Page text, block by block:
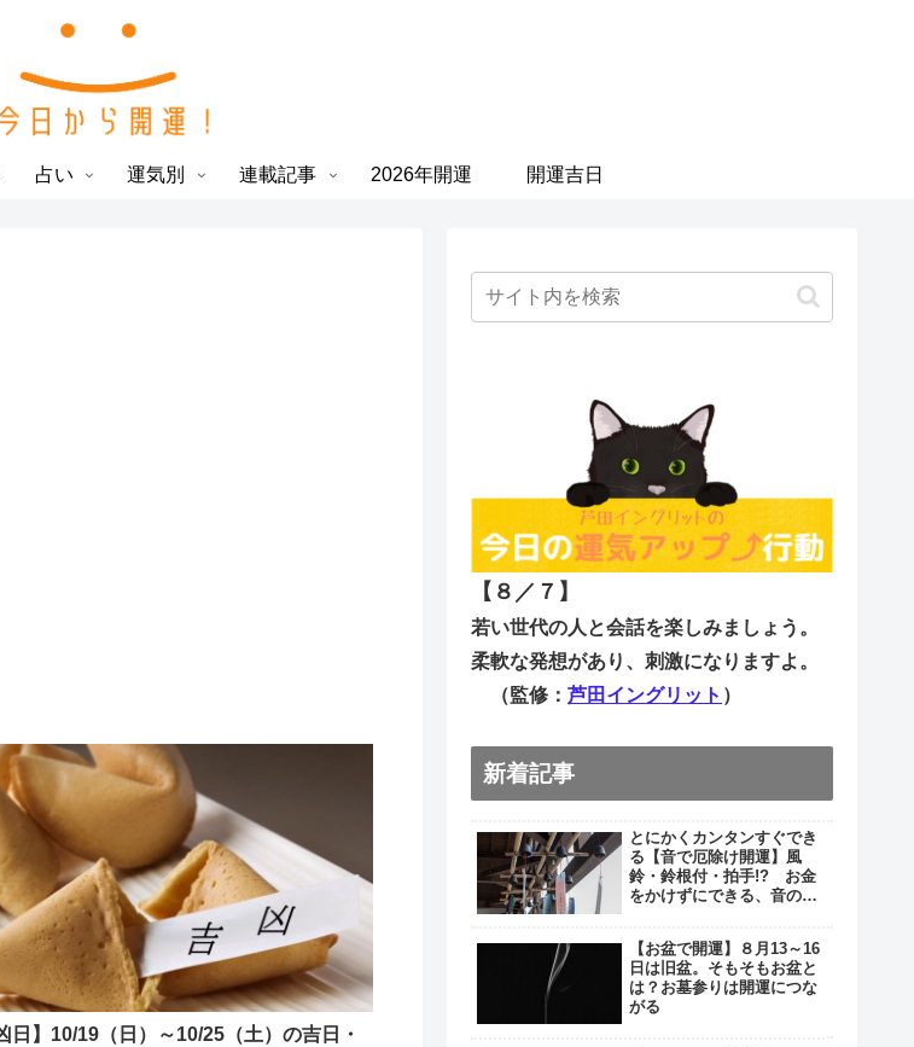
占い 運気別 連載記事 2026年開運 開運吉日
日】10/19（日）～10/25（土）の吉日・
【８／７ 】
若い世代の人と会話を楽しみましょう。
柔軟な発想があり、刺激になりますよ。
（監修： 芦田イングリット ）
新着記事
とにかくカンタンすぐでき
る【音で厄除け開運】風
鈴・鈴根付・拍手!? お金
をかけずにできる、音の厄
【お盆で開運】８月13～16
日は旧盆。そもそもお盆と
は？お墓参りは開運につな
がる